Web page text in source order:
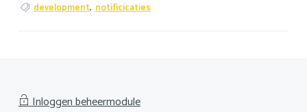
development, notificicaties
Inloggen beheermodule